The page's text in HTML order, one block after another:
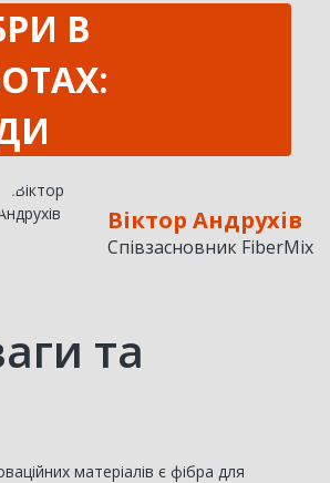
В
Віктор Андрухів
Співзасновник FiberMix
та
матеріалів є фібра для